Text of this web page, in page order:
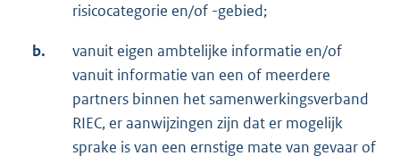
risicocategorie en/of -gebied;
b.
vanuit eigen ambtelijke informatie en/of
vanuit informatie van een of meerdere
partners binnen het samenwerkingsverband
RIEC, er aanwijzingen zijn dat er mogelijk
sprake is van een ernstige mate van gevaar of